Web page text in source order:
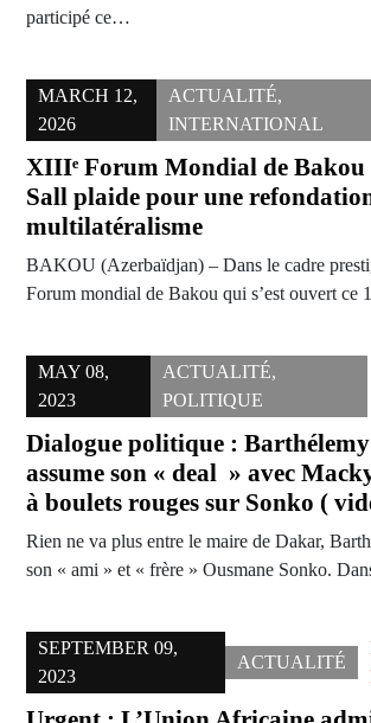
participé ce…
MARCH 12,
2026
ACTUALITÉ,
INTERNATIONAL
XIIIᵉ Forum Mondial de
Sall plaide pour une
multilatéralisme
BAKOU (Azerbaïdjan) – Dans le cadre
Forum mondial de Bakou qui s’est ouvert ce
MAY 08,
2023
ACTUALITÉ,
POLITIQUE
Dialogue politique :
assume son « deal » avec
à boulets rouges sur Sonko (
Rien ne va plus entre le maire de Dakar,
son « ami » et « frère » Ousmane Sonko.
SEPTEMBER 09,
2023
ACTUALITÉ